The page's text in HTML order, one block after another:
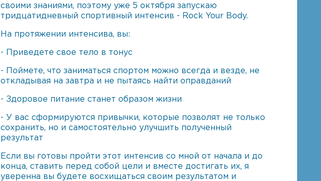
своими знаниями, поэтому уже 5 октября запускаю
тридцатидневный спортивный интенсив - Rock Your Body. ⠀
На протяжении интенсива, вы:
- Приведете свое тело в тонус
- Поймете, что заниматься спортом можно всегда и везде, не
откладывая на завтра и не пытаясь найти оправданий
- Здоровое питание станет образом жизни
- У вас сформируются привычки, которые позволят не только
сохранить, но и самостоятельно улучшить полученный
результат
Если вы готовы пройти этот интенсив со мной от начала и до
конца, ставить перед собой цели и вместе достигать их, я
уверенна вы будете восхищаться своим результатом и